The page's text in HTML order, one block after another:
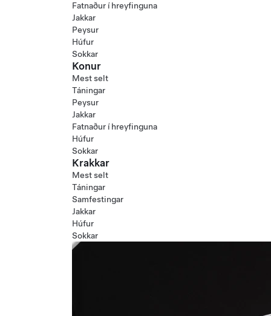
Fatnaður í hreyfinguna
Jakkar
Peysur
Húfur
Sokkar
Konur
Mest selt
Táningar
Peysur
Jakkar
Fatnaður í hreyfinguna
Húfur
Sokkar
Krakkar
Mest selt
Táningar
Samfestingar
Jakkar
Húfur
Sokkar